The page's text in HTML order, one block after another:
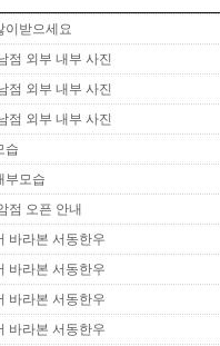
이받으세요
점 외부 내부 사진
점 외부 내부 사진
점 외부 내부 사진
습
부모습
점 오픈 안내
바라본 서동한우
바라본 서동한우
바라본 서동한우
바라본 서동한우